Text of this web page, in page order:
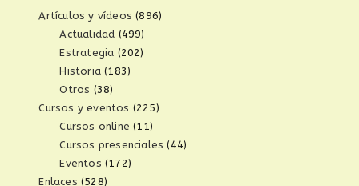
Artículos y vídeos (896)
Actualidad (499)
Estrategia (202)
Historia (183)
Otros (38)
Cursos y eventos (225)
Cursos online (11)
Cursos presenciales (44)
Eventos (172)
Enlaces (528)